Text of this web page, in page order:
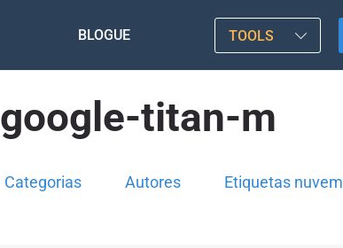
BLOGUE TOOLS
google-titan-m
Categorias Autores Etiquetas nuvem